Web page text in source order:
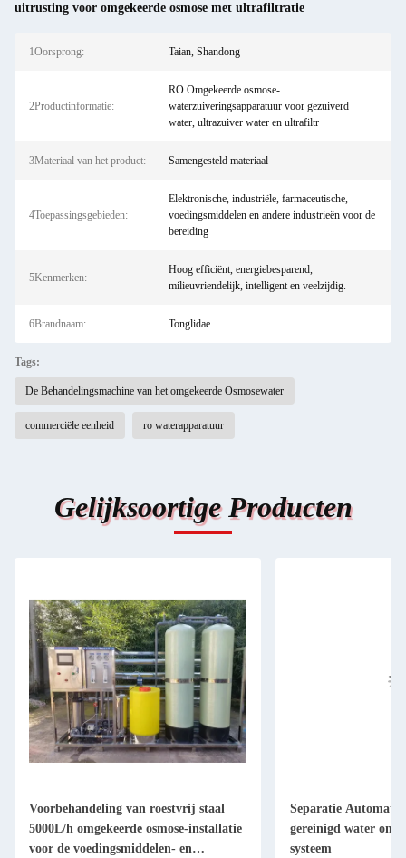
uitrusting voor omgekeerde osmose met ultrafiltratie
1Oorsprong: Taian, Shandong
2Productinformatie:
RO Omgekeerde osmose-
waterzuiveringsapparatuur voor gezuiverd
water, ultrazuiver water en ultrafiltr
3Materiaal van het product: Samengesteld materiaal
4Toepassingsgebieden:
Elektronische, industriële, farmaceutische,
voedingsmiddelen en andere industrieën voor de
bereiding
5Kenmerken:
Hoog efficiënt, energiebesparend,
milieuvriendelijk, intelligent en veelzijdig.
6Brandnaam: Tonglidae
Tags:
De Behandelingsmachine van het omgekeerde Osmosewater
commerciële eenheid ro waterapparatuur
Gelijksoortige Producten
Voorbehandeling van roestvrij staal
5000L/h omgekeerde osmose-installatie
voor de voedingsmiddelen- en
Separatie
gereinigd water
systeem